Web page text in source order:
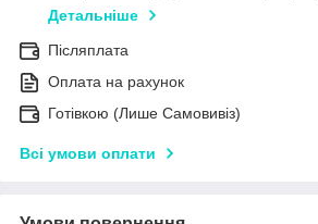
Детальніше
Післяплата
Оплата на рахунок
Готівкою (Лише Самовивіз)
Всі умови оплати